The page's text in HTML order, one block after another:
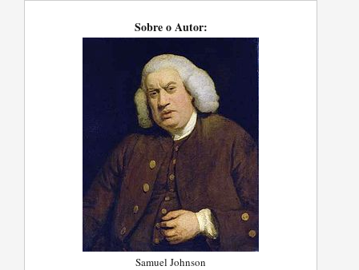
Sobre o Autor:
Samuel Johnson